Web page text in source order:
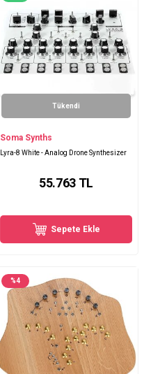
Tükendi
Soma Synths
Lyra-8 White - Analog Drone Synthesizer
55.763TL
Sepete Ekle
%4